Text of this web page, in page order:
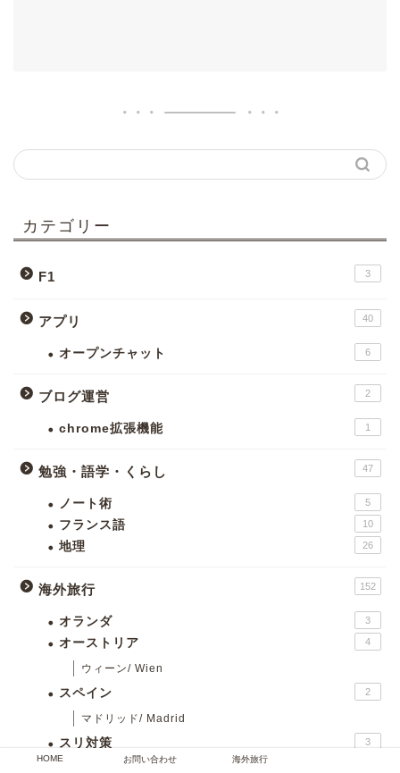
カテゴリー
F1 3
アプリ 40
オープンチャット 6
ブログ運営 2
chrome拡張機能 1
勉強・語学・くらし 47
ノート術 5
フランス語 10
地理 26
海外旅行 152
オランダ 3
オーストリア 4
ウィーン/ Wien
スペイン 2
マドリッド/ Madrid
スリ対策 3
スロバキア
HOME お問い合わせ 海外旅行